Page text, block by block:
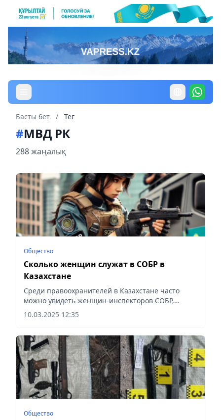
Басты бет / Тег
#МВД РК
288 жаңалық
Общество
Сколько женщин служат в СОБР в
Казахстане
Среди правоохранителей в Казахстане часто
можно увидеть женщин-инспекторов СОБР,
сообщает Vecher.kz.
10.03.2025 12:35
Общество